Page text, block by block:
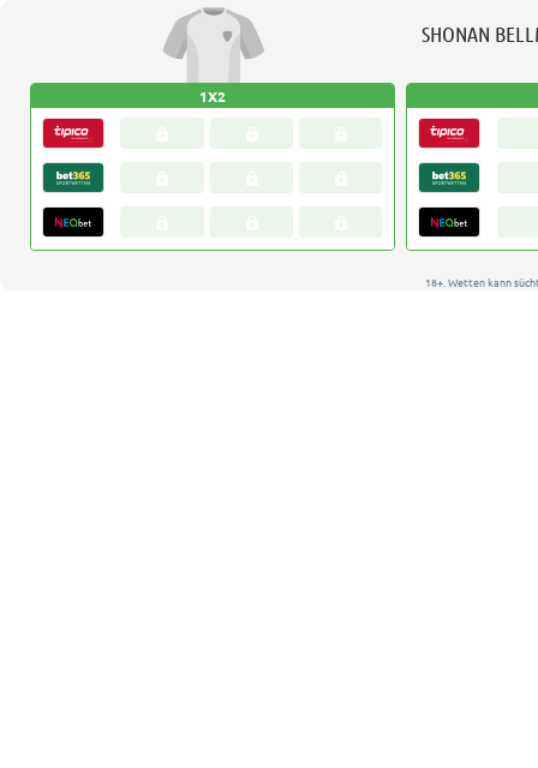
SHONAN
1X2
18+. Wetten kann